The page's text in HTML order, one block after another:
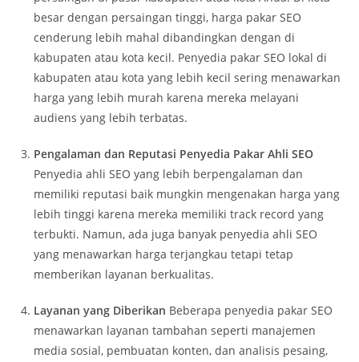
besar dengan persaingan tinggi, harga pakar SEO
cenderung lebih mahal dibandingkan dengan di
kabupaten atau kota kecil. Penyedia pakar SEO lokal di
kabupaten atau kota yang lebih kecil sering menawarkan
harga yang lebih murah karena mereka melayani
audiens yang lebih terbatas.
Pengalaman dan Reputasi Penyedia Pakar Ahli SEO
Penyedia ahli SEO yang lebih berpengalaman dan
memiliki reputasi baik mungkin mengenakan harga yang
lebih tinggi karena mereka memiliki track record yang
terbukti. Namun, ada juga banyak penyedia ahli SEO
yang menawarkan harga terjangkau tetapi tetap
memberikan layanan berkualitas.
Layanan yang Diberikan Beberapa penyedia pakar SEO
menawarkan layanan tambahan seperti manajemen
media sosial, pembuatan konten, dan analisis pesaing,